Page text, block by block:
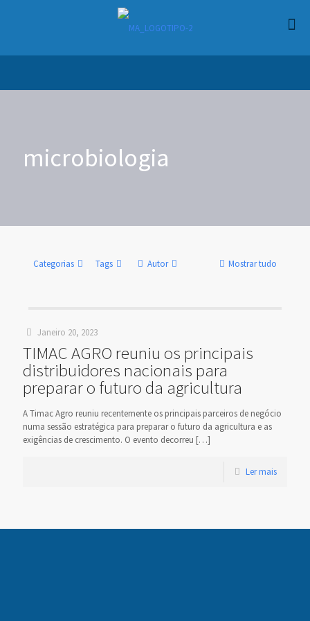
microbiologia
Categorias Tags Autor Mostrar tudo
Janeiro 20, 2023
TIMAC AGRO reuniu os principais
distribuidores nacionais para
preparar o futuro da agricultura
A Timac Agro reuniu recentemente os principais parceiros de negócio
numa sessão estratégica para preparar o futuro da agricultura e as
exigências de crescimento. O evento decorreu […]
Ler mais